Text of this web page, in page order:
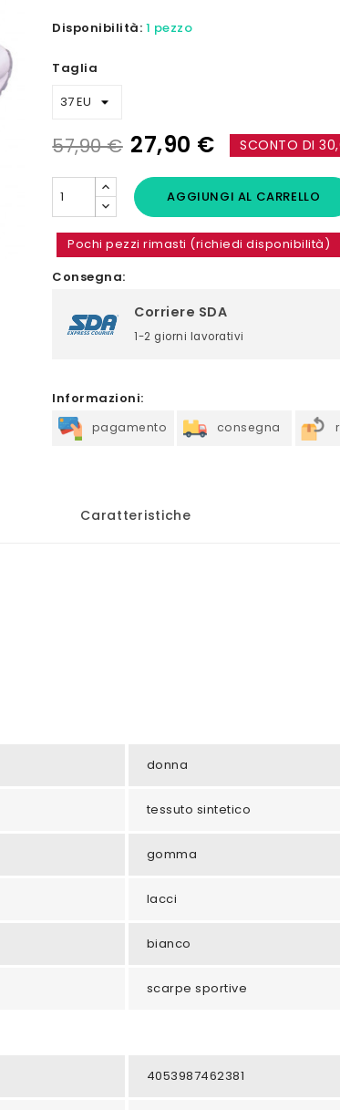
Disponibilità: 1 pezzo
Taglia
57,90 € 27,90 € SCONTO DI
AGGIUNGI AL CARRELLO
Pochi pezzi rimasti (richiedi disponibilità)
Consegna:
Corriere SDA
1-2 giorni lavorativi
Informazioni:
pagamento consegna
Caratteristiche
donna
tessuto sintetico
gomma
lacci
bianco
scarpe sportive
4053987462381